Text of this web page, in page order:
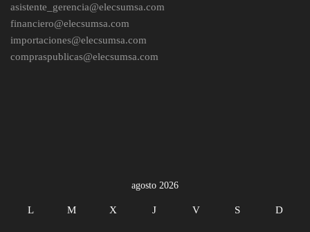
asistente_gerencia@elecsumsa.com
financiero@elecsumsa.com
importaciones@elecsumsa.com
compraspublicas@elecsumsa.com
agosto 2026
L M X J V S D